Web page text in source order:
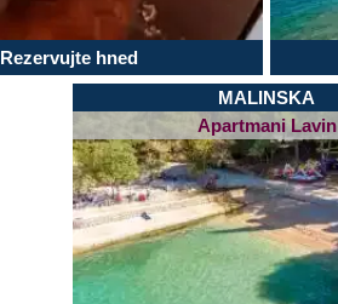
Rezervujte hned
MALINSKA
Apartmani Lavin